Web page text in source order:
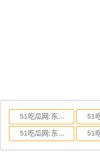
51吃瓜网:东莞到湖北省物流专线,东莞到湖北省物流公司
51吃瓜网:东莞到云南省物流运输,东莞到云南省物流公司